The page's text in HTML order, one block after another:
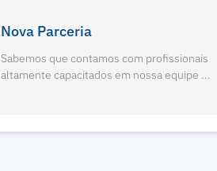
4 Pontos Da Radiografia
Sabemos que contamos com profissionais